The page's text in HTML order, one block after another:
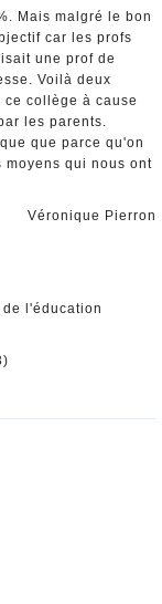
Mais malgré le bon
car les profs
une prof de
Voilà deux
collège à cause
les parents.
que parce qu'on
qui nous ont
Véronique Pierron
l'éducation